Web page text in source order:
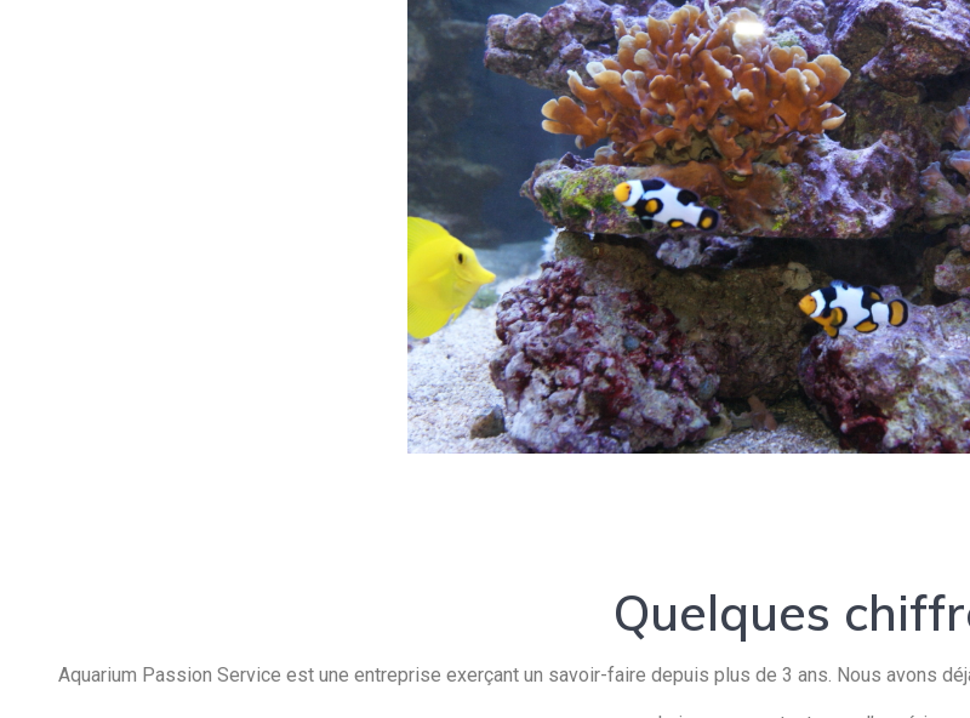
Quelques
Aquarium Passion Service est une entreprise exerçant un savoir-faire depuis plus de 3 ans. Nous avons